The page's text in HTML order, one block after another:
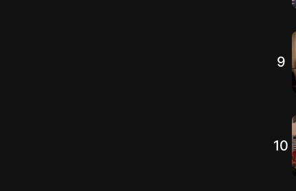
9
10